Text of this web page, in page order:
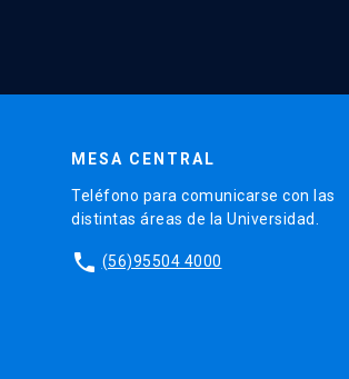
MESA CENTRAL
Teléfono para comunicarse con las
distintas áreas de la Universidad.
phone (56)95504 4000